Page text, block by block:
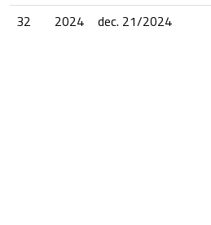
32
2024 dec. 21/2024